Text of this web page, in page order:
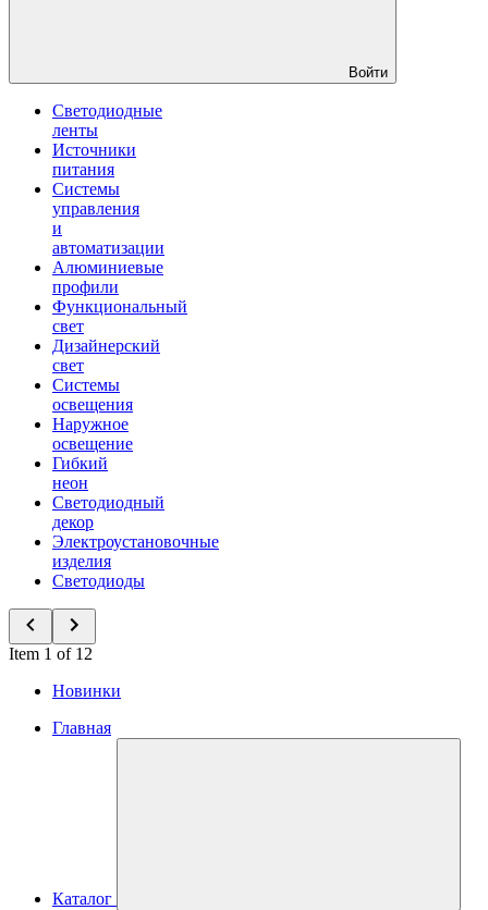
Войти
Светодиодные
ленты
Источники
питания
Системы
управления
и
автоматизации
Алюминиевые
профили
Функциональный
свет
Дизайнерский
свет
Системы
освещения
Наружное
освещение
Гибкий
неон
Светодиодный
декор
Электроустановочные
изделия
Светодиоды
Item 1 of 12
Новинки
Главная
Каталог